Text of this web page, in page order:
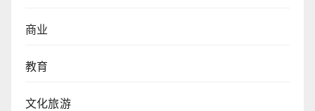
商业
教育
文化旅游